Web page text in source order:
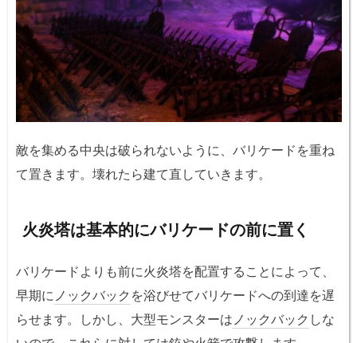
敵を集める中央は破られないように、バリケードを重ね
て置きます。壊れたら建て直していきます。
火炎塔は基本的にバリケードの前に置く
バリケードよりも前に火炎塔を配置することによって、
早期にノックバック を浴びせてバリケードへの到達を遅
らせます。しかし、大型モンスターはノックバック しな